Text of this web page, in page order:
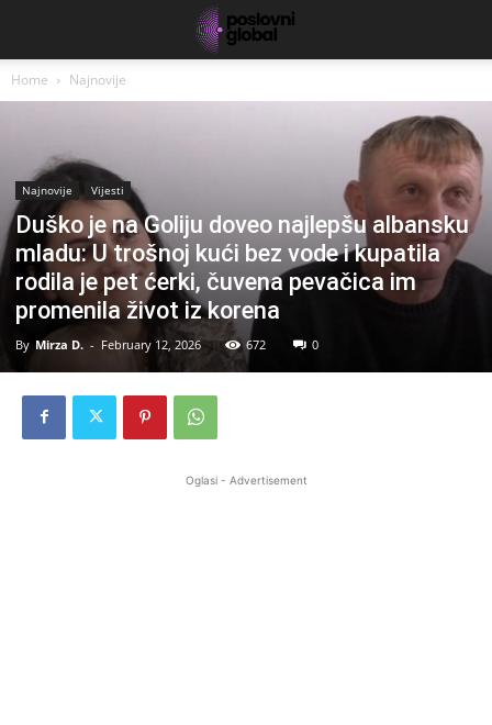
Home Najnovije
Najnovije Vijesti
Duško je na Goliju doveo najlepšu albansku
mladu: U trošnoj kući bez vode i kupatila
rodila je pet ćerki, čuvena pevačica im
promenila život iz korena
By Mirza D. - February 12, 2026 672 0
Oglasi - Advertisement